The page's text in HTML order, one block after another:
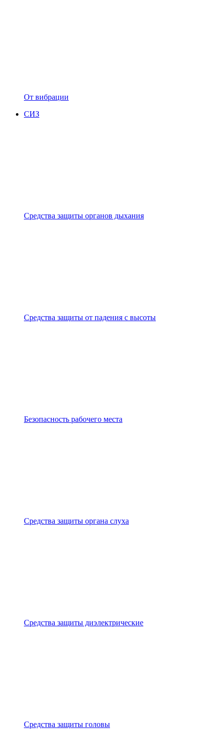
От вибрации
СИЗ
Средства защиты органов дыхания
Средства защиты от падения с высоты
Безопасность рабочего места
Средства защиты органа слуха
Средства защиты диэлектрические
Средства защиты головы